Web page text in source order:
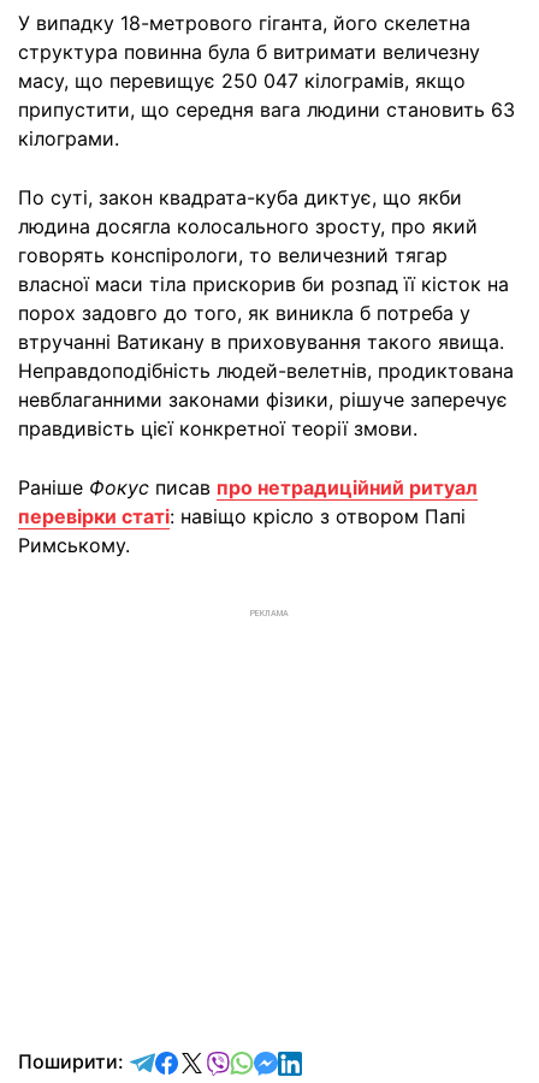
У випадку 18-метрового гіганта, його скелетна
структура повинна була б витримати величезну
масу, що перевищує 250 047 кілограмів, якщо
припустити, що середня вага людини становить 63
кілограми.
По суті, закон квадрата-куба диктує, що якби
людина досягла колосального зросту, про який
говорять конспірологи, то величезний тягар
власної маси тіла прискорив би розпад її кісток на
порох задовго до того, як виникла б потреба у
втручанні Ватикану в приховування такого явища.
Неправдоподібність людей-велетнів, продиктована
невблаганними законами фізики, рішуче заперечує
правдивість цієї конкретної теорії змови.
Раніше Фокус писав про нетрадиційний ритуал
перевірки статі: навіщо крісло з отвором Папі
Римському.
РЕКЛАМА
Поширити: відправити у Telegram
поділитись у Facebook
поділитись у X
відправити у Viber
відправити у Whatsapp
відправити у Messenger
відправити у LinkedIn